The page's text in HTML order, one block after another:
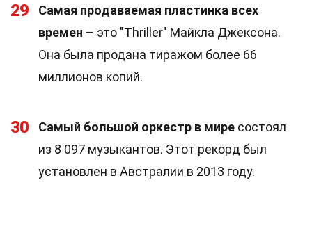
29
Самая продаваемая пластинка всех
времен – это "Thriller" Майкла Джексона.
Она была продана тиражом более 66
миллионов копий.
30 Самый большой оркестр в мире состоял
из 8 097 музыкантов. Этот рекорд был
установлен в Австралии в 2013 году.